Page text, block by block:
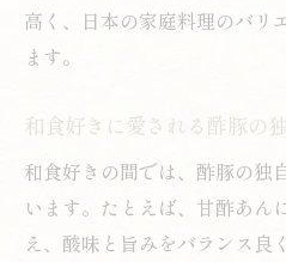
高く、日本の家庭料理のバリ
ます。
和食好きに愛される酢豚の
和食好きの間では、酢豚の独
います。たとえば、甘酢あん
え、酸味と旨みをバランス良